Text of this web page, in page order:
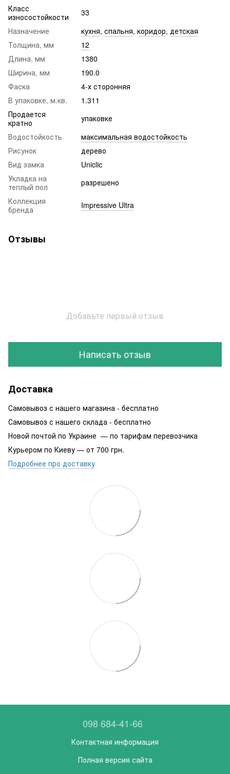
Класс
износостойкости
33
Назначение
кухня, спальня, коридор, детская
Толщина, мм
12
Длина, мм
1380
Ширина, мм
190.0
Фаска
4-х сторонняя
В упаковке, м.кв.
1.311
Продается
кратно
упаковке
Водостойкость
максимальная водостойкость
Рисунок
дерево
Вид замка
Uniclic
Укладка на
теплый пол
разрешено
Коллекция
бренда
Impressive​​​​​​​ Ultra
Отзывы
Добавьте первый отзыв
Написать отзыв
Доставка
Самовывоз с нашего магазина - бесплатно
Самовывоз с нашего склада - бесплатно
Новой почтой по Украине — по тарифам перевозчика
Курьером по Киеву — от 700 грн.
Подробнее про доставку
098 684-41-66
Контактная информация
Полная версия сайта